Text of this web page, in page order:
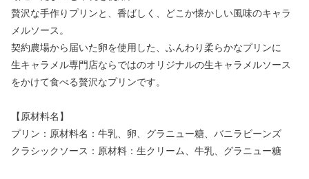
贅沢な手作りプリンと、香ばしく、どこか懐かしい風味のキャラ
メルソース。
契約農場から届いた卵を使用した、ふんわり柔らかなプリンに
生キャラメル専門店ならではのオリジナルの生キャラメルソース
をかけて食べる贅沢なプリンです。
【原材料名】
プリン：原材料名：牛乳、卵、グラニュー糖、バニラビーンズ
クラシックソース：原材料：生クリーム、牛乳、グラニュー糖